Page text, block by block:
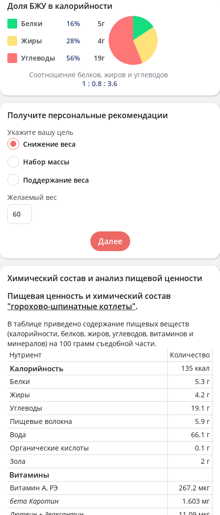
Химический состав и анализ пищевой ценности
Пищевая ценность и химический состав
"горохово-шпинатные котлеты".
В таблице приведено содержание пищевых веществ
(калорийности, белков, жиров, углеводов, витаминов и
минералов) на 100 грамм съедобной части.
Нутриент
Количество
Калорийность
135 ккал
Белки
5.3 г
Жиры
4.2 г
Углеводы
19.1 г
Пищевые волокна
5.9 г
Вода
66.1 г
Органические кислоты
0.1 г
Зола
2 г
Витамины
Витамин А, РЭ
267.2 мкг
бета Каротин
1.603 мг
Доля БЖУ в калорийности
Белки 16% 5г
Жиры
28% 4г
Углеводы
56% 19г
Соотношение белков, жиров и углеводов
1 : 0.8 : 3.6
Получите персональные рекомендации
Укажите вашу цель
Снижение веса
Набор массы
Поддержание веса
Желаемый вес
Далее